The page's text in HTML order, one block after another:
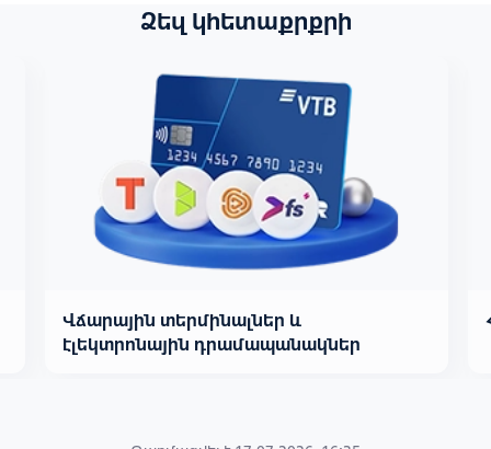
Ձեզ կհետաքրքրի
Վճարային տերմինալներ և
էլեկտրոնային դրամապանակներ